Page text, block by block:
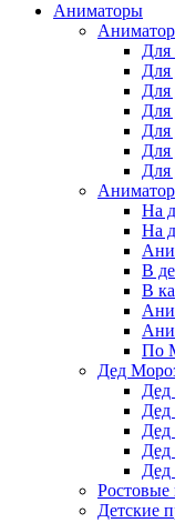
Аниматоры
Для
Для
Для
Для
Для
Для
Для
На
На
В
В
По
Дед
Дед
Дед
Дед
Дед
Дед
Ростовые
Детские